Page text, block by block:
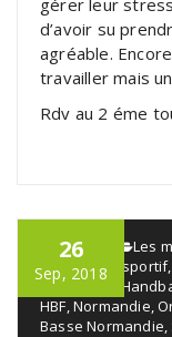
d’avoir su
agréable.
travailler mais
Rdv au 2 éme
26
Sep, 2018
admin Les
Événement sportif,
Flers sport
HBF ,Normandie ,
Basse Normandie